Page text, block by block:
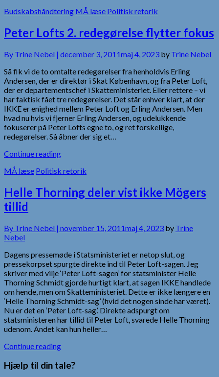
Budskabshåndtering MÅ læse Politisk retorik
Peter Lofts 2. redegørelse flytter fokus
By Trine Nebel | december 3, 2011maj 4, 2023 by Trine Nebel
Så fik vi de to omtalte redegørelser fra henholdvis Erling
Andersen, der er direktør i Skat København, og fra Peter Loft,
der er departementschef i Skatteministeriet. Eller rettere – vi
har faktisk fået tre redegørelser. Det står enhver klart, at der
IKKE er enighed mellem Peter Loft og Erling Andersen. Men
hvad nu hvis vi fjerner Erling Andersen, og udelukkende
fokuserer på Peter Lofts egne to, og ret forskellige,
redegørelser. Så åbner der sig et…
Continue reading
MÅ læse Politisk retorik
Helle Thorning deler vist ikke Mögers
tillid
By Trine Nebel | november 15, 2011maj 4, 2023 by Trine
Nebel
Dagens pressemøde i Statsministeriet er netop slut, og
pressekorpset spurgte direkte ind til Peter Loft-sagen. Jeg
skriver med vilje ‘Peter Loft-sagen’ for statsminister Helle
Thorning Schmidt gjorde hurtigt klart, at sagen IKKE handlede
om hende, men om Skatteministeriet. Dette er ikke længere en
‘Helle Thorning Schmidt-sag’ (hvid det nogen sinde har været).
Nu er det en ‘Peter Loft-sag’. Direkte adspurgt om
statsministeren har tillid til Peter Loft, svarede Helle Thorning
udenom. Andet kan hun heller…
Continue reading
Hjælp til din tale?